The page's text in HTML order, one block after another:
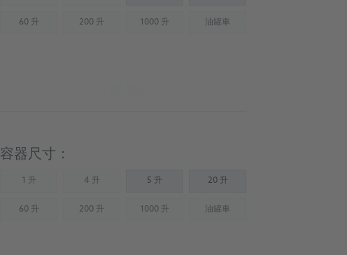
60 升(Not available)200 升(Not available)1000 升(Not available)油罐車(Not available)
容器尺寸：
1 升(Not available) 4 升(Not available) 5 升 20 升
60 升(Not available)200 升(Not available)1000 升(Not available)油罐車(Not available)